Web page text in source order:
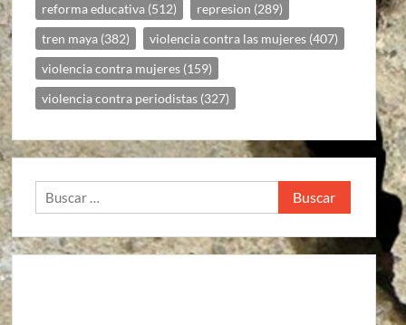
reforma educativa (512) represion (289)
tren maya (382) violencia contra las mujeres (407)
violencia contra mujeres (159)
violencia contra periodistas (327)
Buscar: